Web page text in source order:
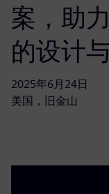
案，助
的设计
2025年6月24日
美国，旧金山